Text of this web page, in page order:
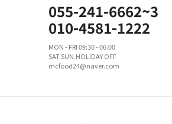
055-241-6662~3
010-4581-1222
MON - FRI 09:30 - 06:00
SAT.SUN.HOLIDAY OFF
mcfood24@naver.com